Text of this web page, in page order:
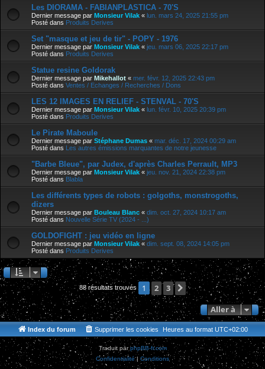
Les DIORAMA - FABIANPLASTICA - 70'S
Dernier message par Monsieur Vilak « lun. mars 24, 2025 21:55 pm
Posté dans Produits Derives
Set "masque et jeu de tir" - POPY - 1976
Dernier message par Monsieur Vilak « jeu. mars 06, 2025 22:17 pm
Posté dans Produits Derives
Statue resine Goldorak
Dernier message par Mikehallot « mer. févr. 12, 2025 22:43 pm
Posté dans Ventes / Echanges / Recherches / Dons
LES 12 IMAGES EN RELIEF - STENVAL - 70'S
Dernier message par Monsieur Vilak « lun. févr. 10, 2025 20:39 pm
Posté dans Produits Derives
Le Pirate Maboule
Dernier message par Stéphane Dumas « mar. déc. 17, 2024 00:29 am
Posté dans Les autres émissions marquantes de notre jeunesse
"Barbe Bleue", par Judex, d'après Charles Perrault, MP3
Dernier message par Monsieur Vilak « jeu. nov. 21, 2024 22:38 pm
Posté dans Blabla
Les différents types de robots : golgoths, monstrogoths,
dizers
Dernier message par Bouleau Blanc « dim. oct. 27, 2024 10:17 am
Posté dans Nouvelle Série TV (2024 - ...)
GOLDOFIGHT : jeu vidéo en ligne
Dernier message par Monsieur Vilak « dim. sept. 08, 2024 14:05 pm
Posté dans Produits Derives
88 résultats trouvés 1 2 3
Suivante
Aller à
Index du forum Heures au format UTC+02:00
Supprimer les cookies
Traduit parphpBB-fr.com
Confidentialité| Conditions